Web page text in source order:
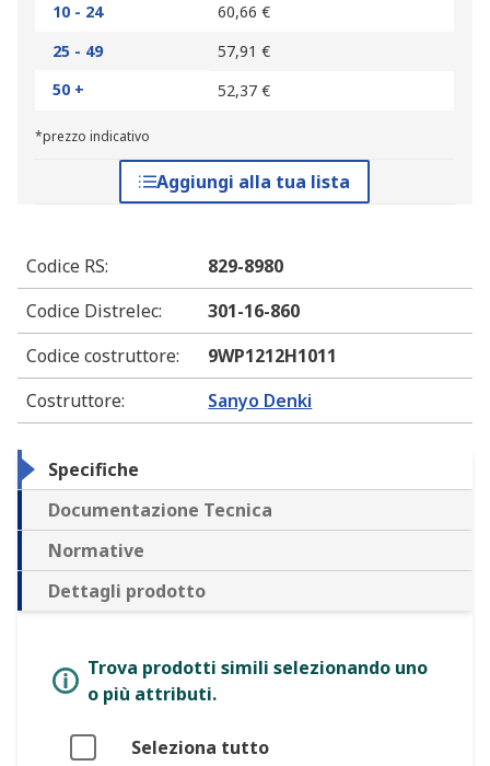
10 - 24
60,66 €
25 - 49
57,91 €
50 +
52,37 €
*prezzo indicativo
Aggiungi alla tua lista
Codice RS:
829-8980
Codice Distrelec:
301-16-860
Codice costruttore:
9WP1212H1011
Costruttore: Sanyo Denki
Specifiche
Documentazione Tecnica
Normative
Dettagli prodotto
Trova prodotti simili selezionando uno
o più attributi.
Seleziona tutto